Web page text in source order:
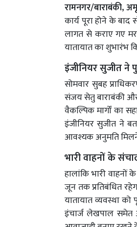
रामनगर/बाराबंकी,
कार्य पूरा होने के
लागत से कराए गए
यातायात का शुभारंभ
इंजीनियर सुजीत ने
सोमवार सुबह
संजय सेतु बाराबंकी और
वैकल्पिक मार्गों का
इंजीनियर सुजीत ने
आवश्यक अनुमति
भारी वाहनों के
हालांकि भारी
जून तक प्रतिबंधित
यातायात व्यवस्था
इंचार्ज लेखपाल समेत